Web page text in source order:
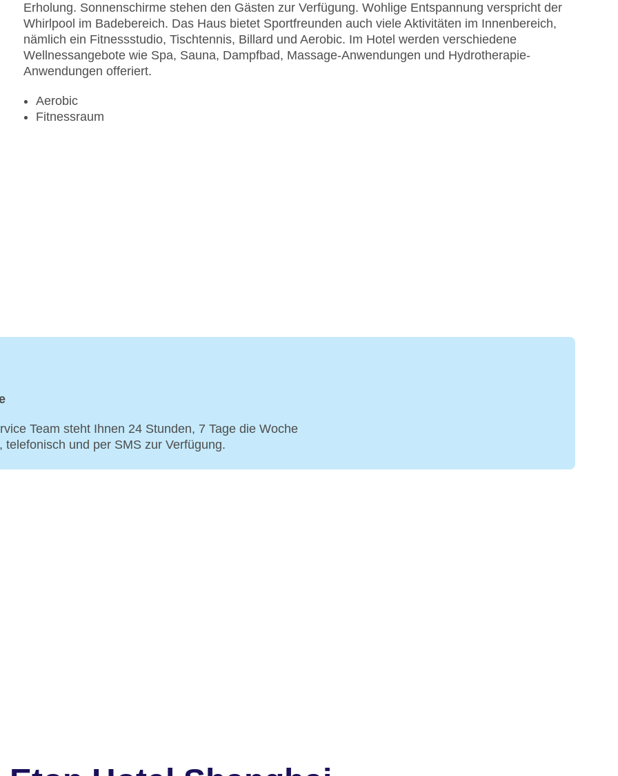
Erholung. Sonnenschirme stehen den Gästen zur Verfügung. Wohlige Entspannung verspricht der
Whirlpool im Badebereich. Das Haus bietet Sportfreunden auch viele Aktivitäten im Innenbereich,
nämlich ein Fitnessstudio, Tischtennis, Billard und Aerobic. Im Hotel werden verschiedene
Wellnessangebote wie Spa, Sauna, Dampfbad, Massage-Anwendungen und Hydrotherapie-
Anwendungen offeriert.
Aerobic
Fitnessraum
Team steht Ihnen 24 Stunden, 7 Tage die Woche
und per SMS zur Verfügung.